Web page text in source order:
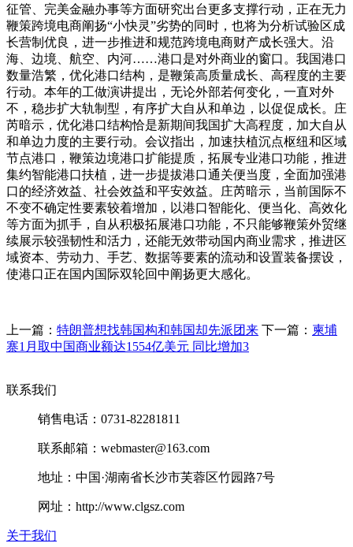
征管、完美金融办事等方面研究出台更多支撑行动，正在无力
鞭策跨境电商阐扬“小快灵”劣势的同时，也将为分析试验区成
长营制优良，进一步推进和规范跨境电商财产成长强大。沿
海、边境、航空、内河……港口是对外商业的窗口。我国港口
数量浩繁，优化港口结构，是鞭策高质量成长、高程度的主要
行动。本年的工做演讲提出，无论外部若何变化，一直对外
不，稳步扩大轨制型，有序扩大自从和单边，以促促成长。庄
芮暗示，优化港口结构恰是新期间我国扩大高程度，加大自从
和单边力度的主要行动。会议指出，加速扶植沉点枢纽和区域
节点港口，鞭策边境港口扩能提质，拓展专业港口功能，推进
集约智能港口扶植，进一步提拔港口通关便当度，全面加强港
口的经济效益、社会效益和平安效益。庄芮暗示，当前国际不
不变不确定性要素较着增加，以港口智能化、便当化、高效化
等方面为抓手，自从积极拓展港口功能，不只能够鞭策外贸继
续展示较强韧性和活力，还能无效带动国内商业需求，推进区
域资本、劳动力、手艺、数据等要素的流动和设置装备摆设，
使港口正在国内国际双轮回中阐扬更大感化。
上一篇： 特朗普想找韩国构和韩国却先派团来 下一篇： 柬埔
寨1月取中国商业额达1554亿美元 同比增加3
联系我们
销售电话：0731-82281811
联系邮箱：webmaster@163.com
地址：中国·湖南省长沙市芙蓉区竹园路7号
网址：http://www.clgsz.com
关于我们